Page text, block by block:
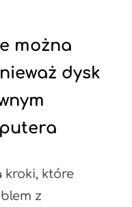
można
dysk
kroki, które
z